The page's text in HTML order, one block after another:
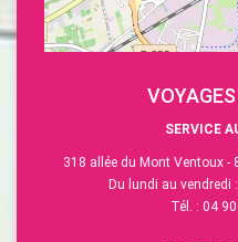
SERVICE
318 allée du Mont Ventoux -
Du lundi au vendredi
Tél. : 04